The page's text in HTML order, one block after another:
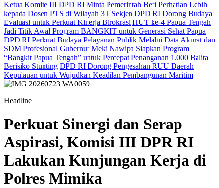
Ketua Komite III DPD RI Minta Pemerintah Beri Perhatian Lebih
kepada Dosen PTS di Wilayah 3T Sekjen DPD RI Dorong Budaya
Evaluasi untuk Perkuat Kinerja Birokrasi HUT ke-4 Papua Tengah
Jadi Titik Awal Program BANGKIT untuk Generasi Sehat Papua
DPD RI Perkuat Budaya Pelayanan Publik Melalui Data Akurat dan
SDM Profesional Gubernur Meki Nawipa Siapkan Program
“Bangkit Papua Tengah” untuk Percepat Penanganan 1.000 Balita
Berisiko Stunting DPD RI Dorong Pengesahan RUU Daerah
Kepulauan untuk Wujudkan Keadilan Pembangunan Maritim
Headline
Perkuat Sinergi dan Serap
Aspirasi, Komisi III DPR RI
Lakukan Kunjungan Kerja di
Polres Mimika